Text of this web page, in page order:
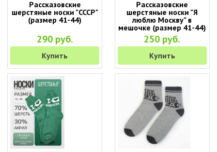
Рассказовские
шерстяные носки "СССР"
(размер 41-44)
290 руб.
Купить
Рассказовские
шерстяные носки "Я
люблю Москву" в
мешочке (размер 41-44)
250 руб.
Купить